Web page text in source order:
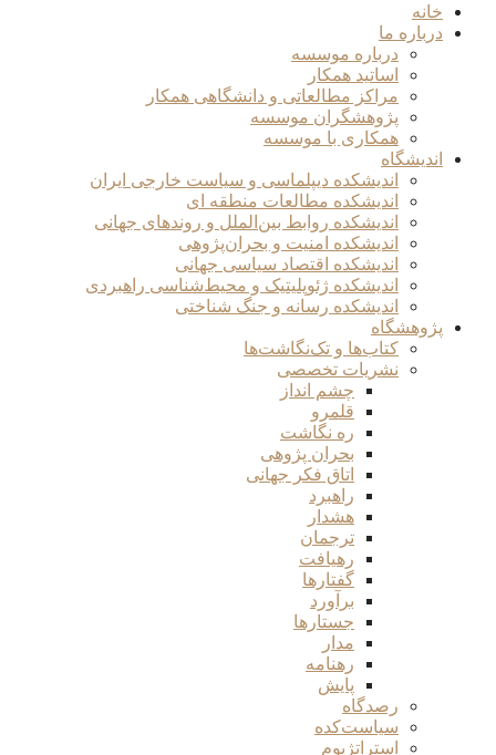
خانه
درباره ما
درباره موسسه
اساتید همکار
مراکز مطالعاتی و دانشگاهی همکار
پژوهشگران موسسه
همکاری با موسسه
اندیشگاه
اندیشکده دیپلماسی و سیاست خارجی ایران
اندیشکده مطالعات منطقه ای
اندیشکده روابط بین‌الملل و روندهای جهانی
اندیشکده امنیت و بحران‌پژوهی
اندیشکده اقتصاد سیاسی جهانی
اندیشکده ژئوپلیتیک و محیط‌شناسی راهبردی
اندیشکده رسانه و جنگ شناختی
پژوهشگاه
کتاب‌ها و تک‌نگاشت‌ها
نشریات تخصصی
چشم انداز
قلمرو
ره نگاشت
بحران پژوهی
اتاق فکر جهانی
راهبرد
هشدار
ترجمان
رهیافت
گفتارها
برآورد
جستارها
مدار
رهنامه
پایش
رصدگاه
سیاست‌کده
استراتژیوم